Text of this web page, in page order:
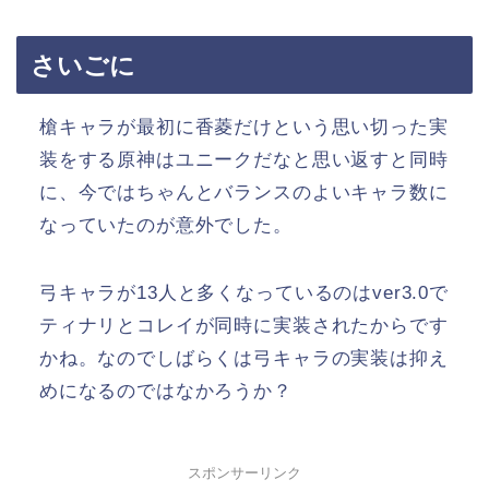
さいごに
槍キャラが最初に香菱だけという思い切った実
装をする原神はユニークだなと思い返すと同時
に、今ではちゃんとバランスのよいキャラ数に
なっていたのが意外でした。
弓キャラが13人と多くなっているのはver3.0で
ティナリとコレイが同時に実装されたからです
かね。なのでしばらくは弓キャラの実装は抑え
めになるのではなかろうか？
スポンサーリンク